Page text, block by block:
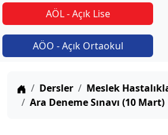
AÖL - Açık Lise
AÖO - Açık Ortaokul
Anasayfa
Dersler
Meslek
Ara Deneme Sınavı (10 Mart)